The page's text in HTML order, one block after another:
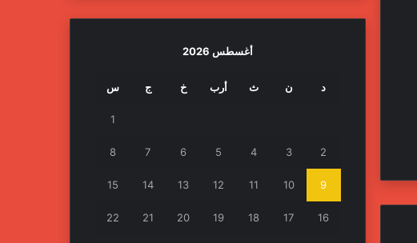
أغسطس 2026
د ن ث أرب خ ج س
1
2
3
4
5
6
7
8
9
10
11
12
13
14
15
16
17
18
19
20
21
22